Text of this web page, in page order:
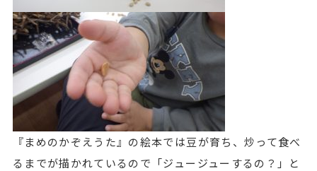
『まめのかぞえうた』の絵本では豆が育ち、炒って食べ
るまでが描かれているので「ジュージューするの？」と